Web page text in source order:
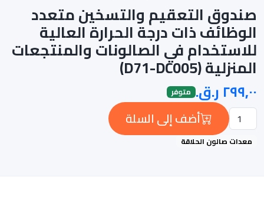
صندوق التعقيم والتسخين متعدد
الوظائف ذات درجة الحرارة العالية
للاستخدام في الصالونات والمنتجعات
المنزلية (D71-DC005)
متوفر
أضف إلى السلة
معدات صالون الحلاقة